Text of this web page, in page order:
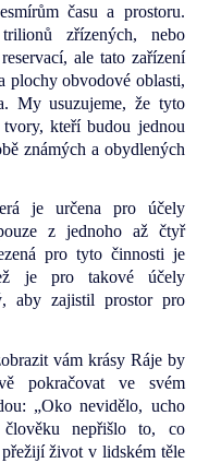
času a prostoru.
zřízených, nebo
ale tato zařízení
plochy obvodové oblasti,
My usuzujeme, že tyto
kteří budou jednou
známých a obydlených
je určena pro účely
z jednoho až čtyř
pro tyto činnosti je
je pro takové účely
aby zajistil prostor pro
vám krásy Ráje by
pokračovat ve svém
„Oko nevidělo, ucho
nepřišlo to, co
život v lidském těle